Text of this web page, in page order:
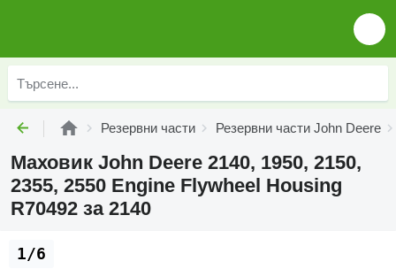
Резервни части Резервни части John Deere
Маховик John Deere 2140, 1950, 2150,
2355, 2550 Engine Flywheel Housing
R70492 за 2140
1/6